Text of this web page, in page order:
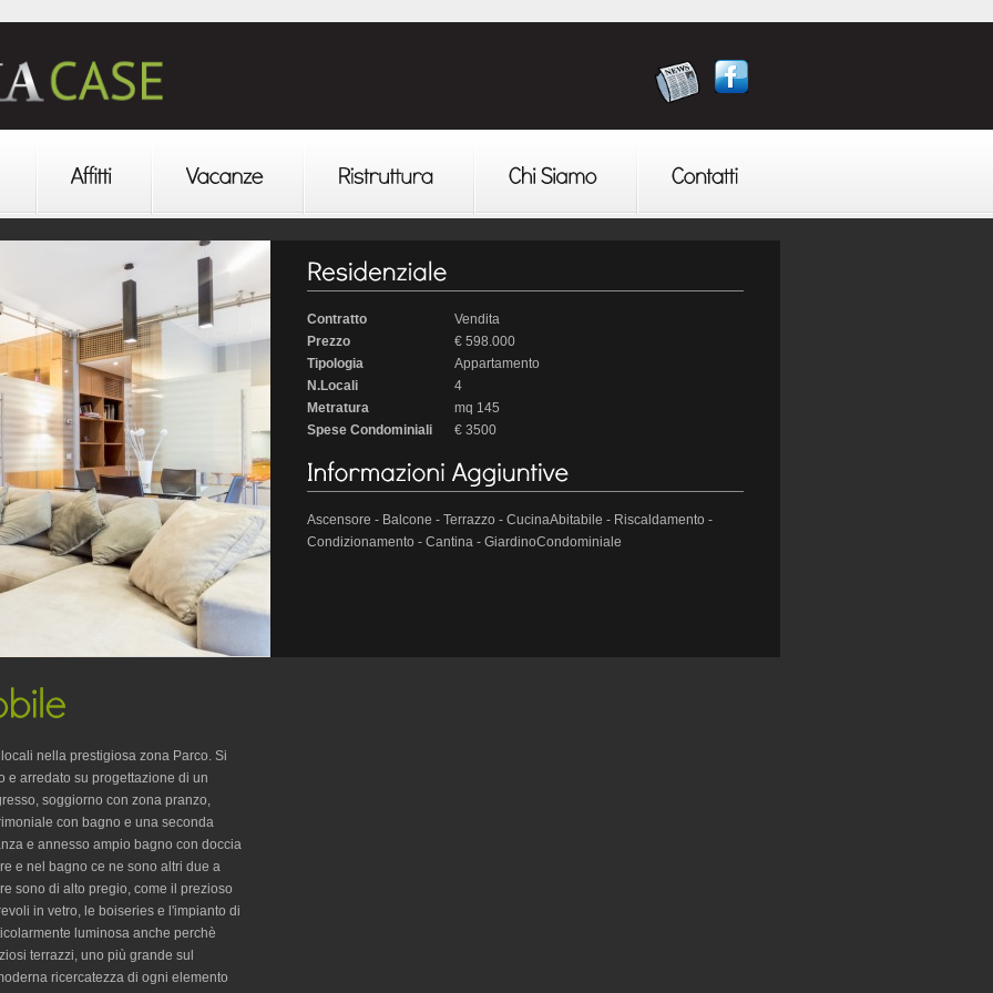
Contratto
Vendita
Prezzo
€ 598.000
Tipologia
Appartamento
N.Locali
4
Metratura
mq 145
Spese Condominiali
€ 3500
Ascensore - Balcone - Terrazzo - CucinaAbitabile - Riscaldamento -
Condizionamento - Cantina - GiardinoCondominiale
nella prestigiosa zona Parco. Si
e arredato su progettazione di un
soggiorno con zona pranzo,
con bagno e una seconda
e annesso ampio bagno con doccia
e nel bagno ce ne sono altri due a
sono di alto pregio, come il prezioso
in vetro, le boiseries e l'impianto di
luminosa anche perchè
terrazzi, uno più grande sul
ricercatezza di ogni elemento